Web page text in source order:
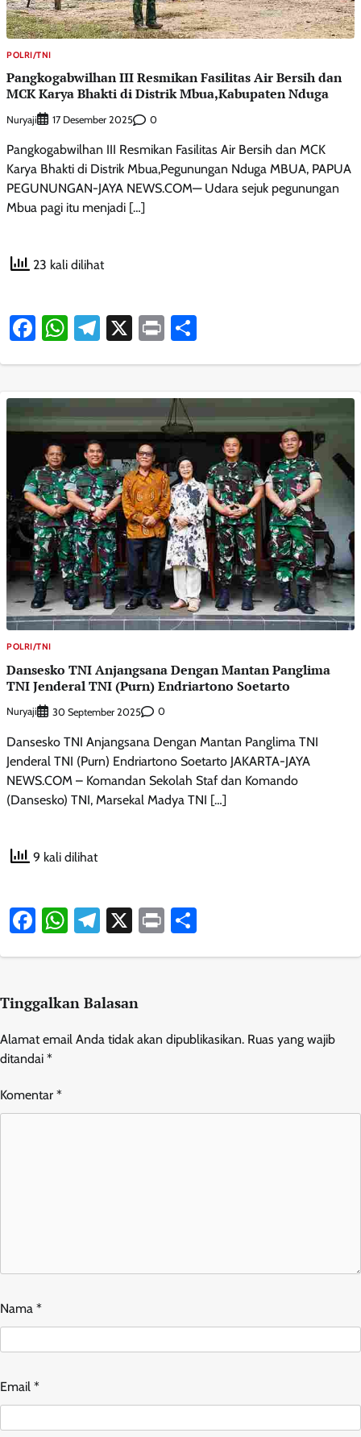
POLRI/TNI
Pangkogabwilhan III Resmikan Fasilitas Air Bersih dan
MCK Karya Bhakti di Distrik Mbua,Kabupaten Nduga
Nuryaji 17 Desember 2025 0
Pangkogabwilhan III Resmikan Fasilitas Air Bersih dan MCK
Karya Bhakti di Distrik Mbua,Pegunungan Nduga MBUA, PAPUA
PEGUNUNGAN-JAYA NEWS.COM— Udara sejuk pegunungan
Mbua pagi itu menjadi […]
23 kali dilihat
Facebook
WhatsApp
Telegram
X Print
POLRI/TNI
Dansesko TNI Anjangsana Dengan Mantan Panglima
TNI Jenderal TNI (Purn) Endriartono Soetarto
Nuryaji 30 September 2025 0
Dansesko TNI Anjangsana Dengan Mantan Panglima TNI
Jenderal TNI (Purn) Endriartono Soetarto JAKARTA-JAYA
NEWS.COM – Komandan Sekolah Staf dan Komando
(Dansesko) TNI, Marsekal Madya TNI […]
9 kali dilihat
Facebook
WhatsApp
Telegram
X Print
Tinggalkan Balasan
Alamat email Anda tidak akan dipublikasikan. Ruas yang wajib
ditandai *
Komentar *
Nama *
Email *